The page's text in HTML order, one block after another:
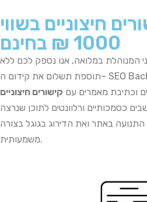
חיצוניים בשווי
1000 ₪ בחינם
המנוהלת במלואה, אנו נספק לכם ללא
תוספת תשלום את קידום ה – SEO
וכתיבת מאמרים עם קישורים חיצוניים
כסמכותיים ורלוונטים לתוכן שנרצה
התנועה באתר ואת הדירוג בגוגל בצורה
משמעותית.